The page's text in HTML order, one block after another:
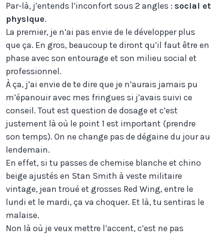
Par-là, j’entends l’inconfort sous 2 angles : social et
physique.
La premier, je n’ai pas envie de le développer plus
que ça. En gros, beaucoup te diront qu’il faut être en
phase avec son entourage et son milieu social et
professionnel.
À ça, j’ai envie de te dire que je n’aurais jamais pu
m’épanouir avec mes fringues si j’avais suivi ce
conseil. Tout est question de dosage et c’est
justement là où le point 1 est important (prendre
son temps). On ne change pas de dégaine du jour au
lendemain.
En effet, si tu passes de chemise blanche et chino
beige ajustés en Stan Smith à veste militaire
vintage, jean troué et grosses Red Wing, entre le
lundi et le mardi, ça va choquer. Et là, tu sentiras le
malaise.
Non là où je veux mettre l’accent, c’est ne pas